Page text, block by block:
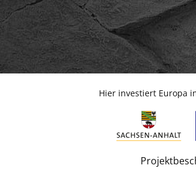
Hier investiert Europa